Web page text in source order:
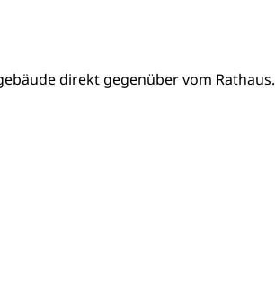
direkt gegenüber vom Rathaus.